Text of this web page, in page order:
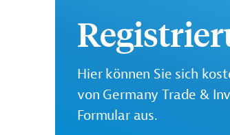
Hier können Sie sich
von Germany Trade &
Formular aus.